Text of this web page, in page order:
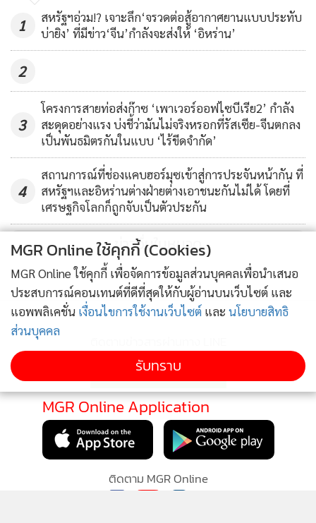
ข้อเขียนรายงานของสื่อมวลชนว่าด้วยชีวิตและยุคสมัยของแมน
หมด แต่บางทีในโลกที่ไม่ค่อยจะมีเวลาแม้แต่จะให้แก่การแสดง
จะเลือกหยิบขึ้นมาอ่านได้อย่างคุ้มค่าในวันนี้
สื่อแรกคือ โซเวตัน (Sowetan http://www.sowetanlive.co.za)
สิ่งพิมพ์ซึ่งใช้ชื่อที่หมายถึงชาวเมืองโซเวโต เมืองที่อาจจะสะสม
สร้างชื่อเลื่องระบือยิ่งกว่าสถานที่แห่งอื่นๆ ในการสะท้อนให้เห็น
ถึงการเผชิญหน้ากันระหว่างความมุ่งมั่นตั้งใจอันโหดเหี้ยมทารุณ
ของคนผิวขาวแอฟริกาใต้ กับความมุ่งมาดปรารถนาและความ
โกรธเกรี้ยวของประชากรผิวดำวัยหนุ่มสาวของประเทศนี้
สำหรับสื่อที่สองคือ ข้อเขียนไว้อาลัยที่ทั้งครอบคลุมรอบด้านและ
ทั้งพูดถึงด้านดีด้านเสียของแมนเดลาอย่างสมดุล ซึ่งเขียนโดย
เดวิด เบเรสฟอร์ด (David Beresford) ในหนังสือพิมพ์เดอะการ์
เดียน (The Guardian
http://www.theguardian.com/world/2013/dec/05/nelson-
mandela-obituary) โดยที่หนังสือพิมพ์ของอังกฤษฉบับนี้ ได้มี
ส่วนช่วยทำให้คนรุ่นใหม่ๆ บังเกิดความเข้าอกเข้าใจเพิ่มมากขึ้น
เกี่ยวกับความเลอะเทอะเลวร้ายต่างๆ ซึ่งบรรพบุรุษของพวกเขา
ในยุคที่ยังเป็นมหาอำนาจจักรวรรดินิยมได้เคยช่วยสร้างขึ้นมา
และเป็นความเลอะเทอะเลวร้ายซึ่งแมนเดลาได้ลงแรงอย่าง
มากมายเป็นเวลายาวนานถึงขนาดนี้และด้วยราคาที่ต้องจ่าย
765
เพราะไม่ไว้ใจ “การตรวจสอบ
ภายในรัฐบาลสหรัฐฯ”
1
สหรัฐฯอ่วม!? เจาะลึก‘จรวดต่อสู้อากาศยานแบบประทับ
บ่ายิง’ ที่มีข่าว‘จีน’กำลังจะส่งให้ ‘อิหร่าน’
2
3
โครงการสายท่อส่งก๊าซ ‘เพาเวอร์ออฟไซบีเรีย2’ กำลัง
สะดุดอย่างแรง บ่งชี้ว่ามันไม่จริงหรอกที่รัสเซีย-จีนตกลง
เป็นพันธมิตรกันในแบบ ‘ไร้ขีดจำกัด’
4
สถานการณ์ที่ช่องแคบฮอร์มุซเข้าสู่การประจันหน้ากัน ที่
สหรัฐฯและอิหร่านต่างฝ่ายต่างเอาชนะกันไม่ได้ โดยที่
เศรษฐกิจโลกก็ถูกจับเป็นตัวประกัน
ข่าวอื่นในหมวด
MGR Online Application
ติดตาม MGR Online
MGR Online ใช้คุกกี้ (Cookies)
MGR Online ใช้คุกกี้ เพื่อจัดการข้อมูลส่วนบุคคลเพื่อนำเสนอ
ประสบการณ์คอนเทนต์ที่ดีที่สุดให้กับผู้อ่านบนเว็บไซต์ และ
แอพพลิเคชั่น เงื่อนไขการใช้งานเว็บไซต์ และ นโยบายสิทธิ
ส่วนบุคคล
รับทราบ